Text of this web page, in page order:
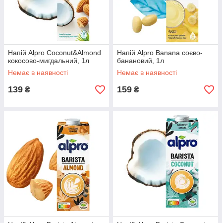
Напій Alpro Coconut&Almond
кокосово-мигдальний, 1л
Немає в наявності
139 ₴
Напій Alpro Banana соєво-
банановий, 1л
Немає в наявності
159 ₴